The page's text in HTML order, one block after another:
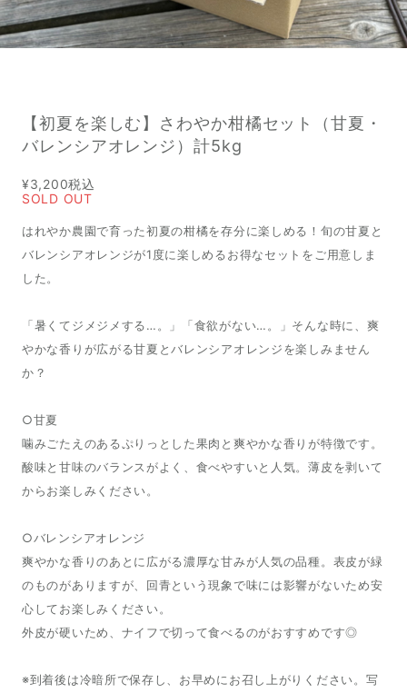
【初夏を楽しむ】さわやか柑橘セット（甘夏・
バレンシアオレンジ）計5kg
¥3,200税込
SOLD OUT
はれやか農園で育った初夏の柑橘を存分に楽しめる！旬の甘夏と
バレンシアオレンジが1度に楽しめるお得なセットをご用意しま
した。
「暑くてジメジメする…。」「食欲がない…。」そんな時に、爽
やかな香りが広がる甘夏とバレンシアオレンジを楽しみません
か？
○甘夏
噛みごたえのあるぷりっとした果肉と爽やかな香りが特徴です。
酸味と甘味のバランスがよく、食べやすいと人気。薄皮を剥いて
からお楽しみください。
○バレンシアオレンジ
爽やかな香りのあとに広がる濃厚な甘みが人気の品種。表皮が緑
のものがありますが、回青という現象で味には影響がないため安
心してお楽しみください。
外皮が硬いため、ナイフで切って食べるのがおすすめです◎
※到着後は冷暗所で保存し、お早めにお召し上がりください。写